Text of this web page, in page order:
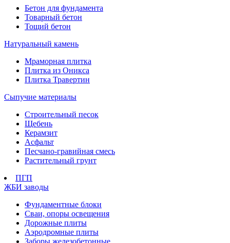
Бетон для фундамента
Товарный бетон
Тощий бетон
Натуральный камень
Мраморная плитка
Плитка из Оникса
Плитка Травертин
Сыпучие материалы
Строительный песок
Щебень
Керамзит
Асфальт
Песчано-гравийная смесь
Растительный грунт
ПГП
ЖБИ заводы
Фундаментные блоки
Сваи, опоры освещения
Дорожные плиты
Аэродромные плиты
Заборы железобетонные